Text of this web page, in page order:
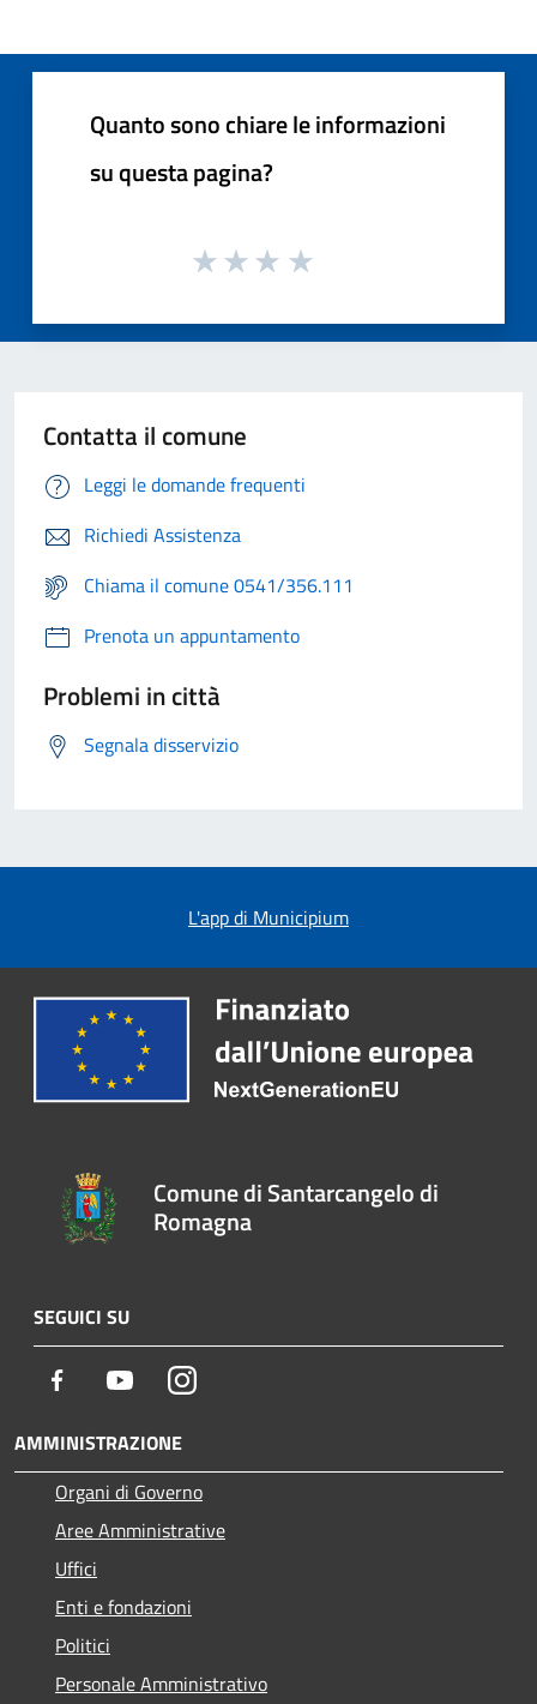
Quanto sono chiare le informazioni
su questa pagina?
Contatta il comune
Leggi le domande frequenti
Richiedi Assistenza
Chiama il comune 0541/356.111
Prenota un appuntamento
Problemi in città
Segnala disservizio
L'app di Municipium
Comune di Santarcangelo di
Romagna
SEGUICI SU
Facebook YoutubeInstagram
AMMINISTRAZIONE
Organi di Governo
Aree Amministrative
Uffici
Enti e fondazioni
Politici
Personale Amministrativo